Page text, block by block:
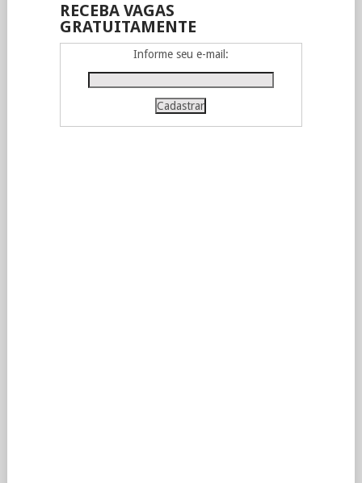
RECEBA VAGAS
GRATUITAMENTE
Informe seu e-mail: